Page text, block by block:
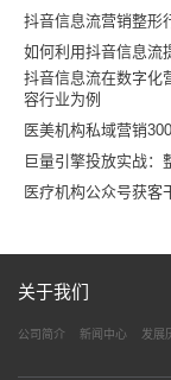
抖音信息流营销整形
如何利用抖音信息流
抖音信息流在数字
容行业为例
医美机构私域营销
巨量引擎投放实战：
医疗机构公众号获客
关于我们
公司简介 新闻中心 发展